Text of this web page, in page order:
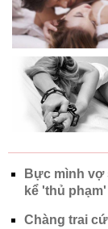
Bực mình
kể 'thủ phạm'
Chàng trai